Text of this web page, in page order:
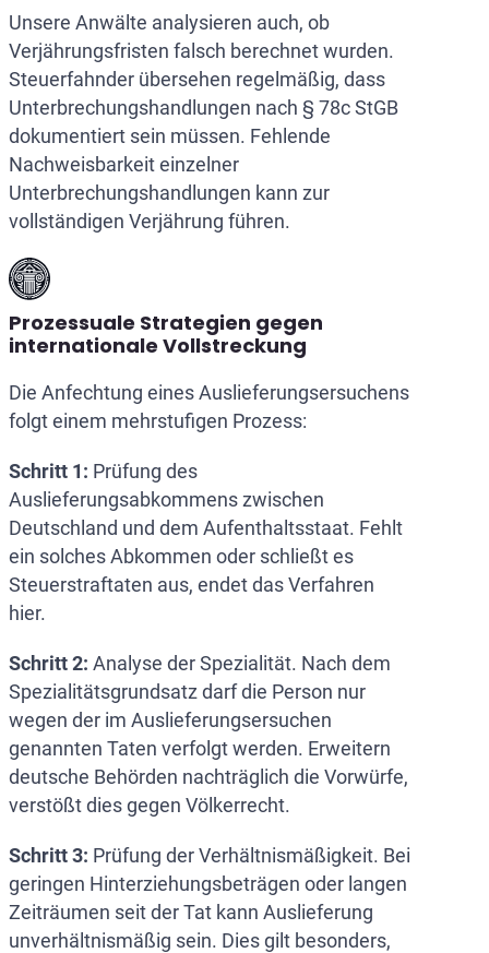
Unsere Anwälte analysieren auch, ob
Verjährungsfristen falsch berechnet wurden.
Steuerfahnder übersehen regelmäßig, dass
Unterbrechungshandlungen nach § 78c StGB
dokumentiert sein müssen. Fehlende
Nachweisbarkeit einzelner
Unterbrechungshandlungen kann zur
vollständigen Verjährung führen.
Prozessuale Strategien gegen
internationale Vollstreckung
Die Anfechtung eines Auslieferungsersuchens
folgt einem mehrstufigen Prozess:
Schritt 1: Prüfung des
Auslieferungsabkommens zwischen
Deutschland und dem Aufenthaltsstaat. Fehlt
ein solches Abkommen oder schließt es
Steuerstraftaten aus, endet das Verfahren
hier.
Schritt 2: Analyse der Spezialität. Nach dem
Spezialitätsgrundsatz darf die Person nur
wegen der im Auslieferungsersuchen
genannten Taten verfolgt werden. Erweitern
deutsche Behörden nachträglich die Vorwürfe,
verstößt dies gegen Völkerrecht.
Schritt 3: Prüfung der Verhältnismäßigkeit. Bei
geringen Hinterziehungsbeträgen oder langen
Zeiträumen seit der Tat kann Auslieferung
unverhältnismäßig sein. Dies gilt besonders,